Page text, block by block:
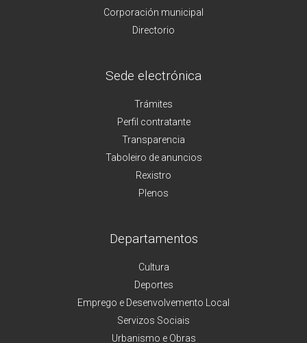
Corporación municipal
Directorio
Sede electrónica
Trámites
Perfil contratante
Transparencia
Taboleiro de anuncios
Rexistro
Plenos
Departamentos
Cultura
Deportes
Emprego e Desenvolvemento Local
Servizos Sociais
Urbanismo e Obras